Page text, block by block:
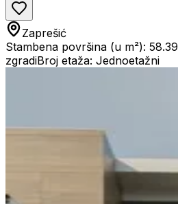
Zaprešić
Stambena površina (u m²): 58.39
zgradiBroj etaža: Jednoetažni